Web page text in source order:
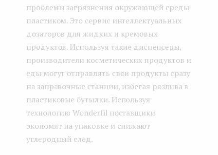
проблемы загрязнения окружающей среды
пластиком. Это сервис интеллектуальных
дозаторов для жидких и кремовых
продуктов. Используя такие диспенсеры,
производители косметических продуктов и
еды могут отправлять свои продукты сразу
на заправочные станции, избегая розлива в
пластиковые бутылки. Используя
технологию Wonderfil поставщики
экономят на упаковке и снижают
углеродный след.